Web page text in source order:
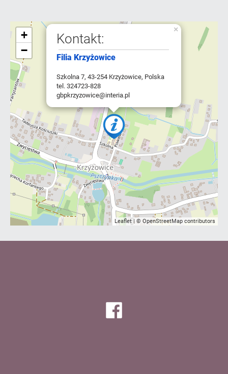
Kontakt:
Filia Krzyżowice
Szkolna 7, 43-254 Krzyżowice, Polska
tel. 324723-828
gbpkrzyzowice@interia.pl
×
+
−
Leaflet| © OpenStreetMap contributors
Facebook